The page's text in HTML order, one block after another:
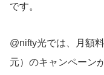
です。
@nifty光では、月額
元）のキャンペーン